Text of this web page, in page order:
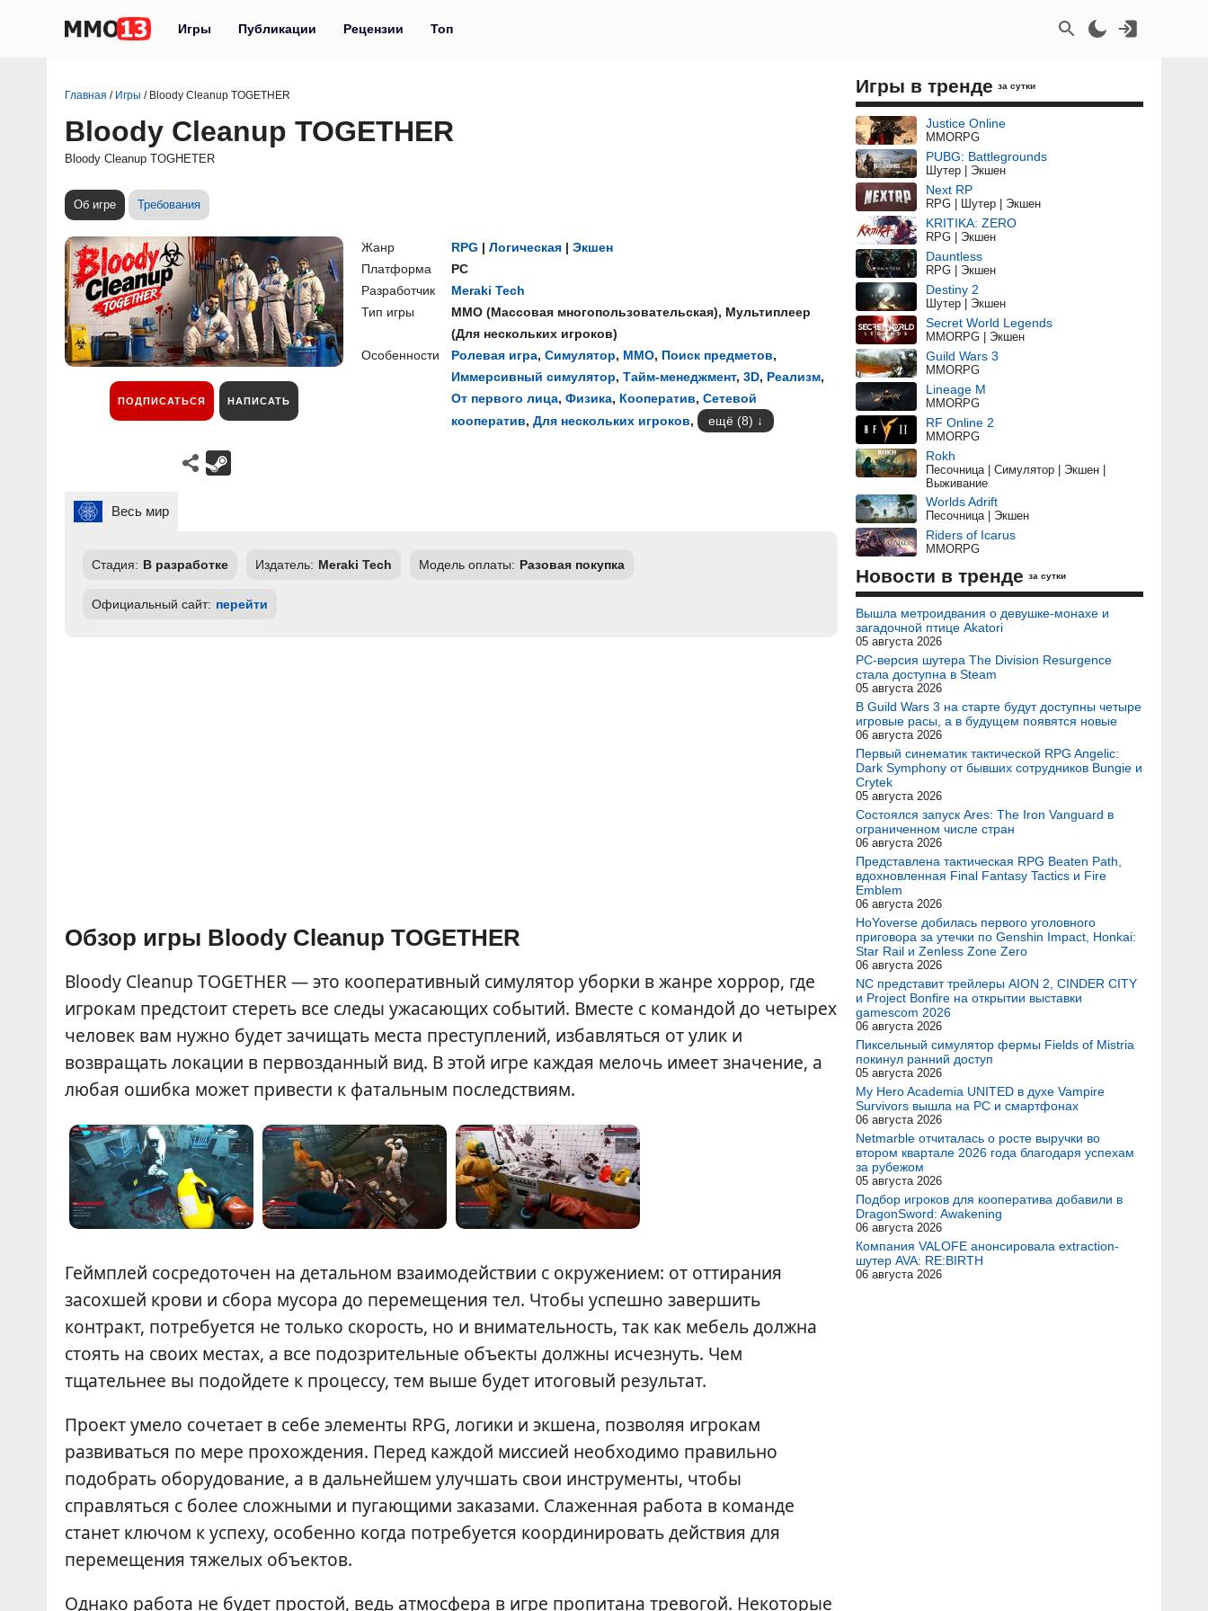
Игры Публикации Рецензии Топ
Главная / Игры / Bloody Cleanup TOGETHER
Bloody Cleanup TOGETHER
Bloody Cleanup TOGHETER
Об игре Требования
ПОДПИСАТЬСЯ НАПИСАТЬ
Жанр RPG | Логическая | Экшен
Платформа
PC
Разработчик
Meraki Tech
Тип игры
ММО (Массовая многопользовательская), Мультиплеер
(Для нескольких игроков)
Особенности
Ролевая игра, Симулятор, ММО, Поиск предметов,
Иммерсивный симулятор, Тайм-менеджмент, 3D, Реализм,
От первого лица, Физика, Кооператив, Сетевой
кооператив, Для нескольких игроков, ещё (8)
Весь мир
Стадия: В разработке Издатель: Meraki Tech Модель оплаты: Разовая покупка
Официальный сайт: перейти
Обзор игры Bloody Cleanup TOGETHER
Bloody Cleanup TOGETHER — это кооперативный симулятор уборки в жанре хоррор, где
игрокам предстоит стереть все следы ужасающих событий. Вместе с командой до четырех
человек вам нужно будет зачищать места преступлений, избавляться от улик и
возвращать локации в первозданный вид. В этой игре каждая мелочь имеет значение, а
любая ошибка может привести к фатальным последствиям.
Геймплей сосредоточен на детальном взаимодействии с окружением: от оттирания
засохшей крови и сбора мусора до перемещения тел. Чтобы успешно завершить
контракт, потребуется не только скорость, но и внимательность, так как мебель должна
стоять на своих местах, а все подозрительные объекты должны исчезнуть. Чем
тщательнее вы подойдете к процессу, тем выше будет итоговый результат.
Проект умело сочетает в себе элементы RPG, логики и экшена, позволяя игрокам
развиваться по мере прохождения. Перед каждой миссией необходимо правильно
подобрать оборудование, а в дальнейшем улучшать свои инструменты, чтобы
справляться с более сложными и пугающими заказами. Слаженная работа в команде
станет ключом к успеху, особенно когда потребуется координировать действия для
перемещения тяжелых объектов.
Однако работа не будет простой, ведь атмосфера в игре пропитана тревогой. Некоторые
Игры в тренде за сутки
Justice Online
MMORPG
PUBG: Battlegrounds
Шутер | Экшен
Next RP
RPG | Шутер | Экшен
KRITIKA: ZERO
RPG | Экшен
Dauntless
RPG | Экшен
Destiny 2
Шутер | Экшен
Secret World Legends
MMORPG | Экшен
Guild Wars 3
MMORPG
Lineage M
MMORPG
RF Online 2
MMORPG
Rokh
Песочница | Симулятор | Экшен |
Выживание
Worlds Adrift
Песочница | Экшен
Riders of Icarus
MMORPG
Новости в тренде за сутки
Вышла метроидвания о девушке-монахе и
загадочной птице Akatori
05 августа 2026
PC-версия шутера The Division Resurgence
стала доступна в Steam
05 августа 2026
В Guild Wars 3 на старте будут доступны четыре
игровые расы, а в будущем появятся новые
06 августа 2026
Первый синематик тактической RPG Angelic:
Dark Symphony от бывших сотрудников Bungie и
Crytek
05 августа 2026
Состоялся запуск Ares: The Iron Vanguard в
ограниченном числе стран
06 августа 2026
Представлена тактическая RPG Beaten Path,
вдохновленная Final Fantasy Tactics и Fire
Emblem
06 августа 2026
HoYoverse добилась первого уголовного
приговора за утечки по Genshin Impact, Honkai:
Star Rail и Zenless Zone Zero
06 августа 2026
NC представит трейлеры AION 2, CINDER CITY
и Project Bonfire на открытии выставки
gamescom 2026
06 августа 2026
Пиксельный симулятор фермы Fields of Mistria
покинул ранний доступ
05 августа 2026
My Hero Academia UNITED в духе Vampire
Survivors вышла на PC и смартфонах
06 августа 2026
Netmarble отчиталась о росте выручки во
втором квартале 2026 года благодаря успехам
за рубежом
05 августа 2026
Подбор игроков для кооператива добавили в
DragonSword: Awakening
06 августа 2026
Компания VALOFE анонсировала extraction-
шутер AVA: RE:BIRTH
06 августа 2026